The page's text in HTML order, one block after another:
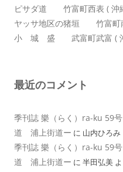
ピサダ道 竹富町西表 ( 沖
ヤッサ地区の猪垣 竹富町
小 城 盛 武富町武富 (
最近のコメント
季刊誌 樂（らく）ra-ku 59
道 浦上街道ー に 山内ひろみ
季刊誌 樂（らく）ra-ku 59
道 浦上街道ー に 半田弘美